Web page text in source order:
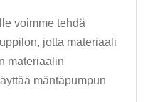
voimme tehdä
jotta materiaali
materiaalin
mäntäpumpun